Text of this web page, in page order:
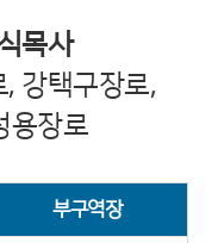
목사
강택구장로,
용장로
부구역장